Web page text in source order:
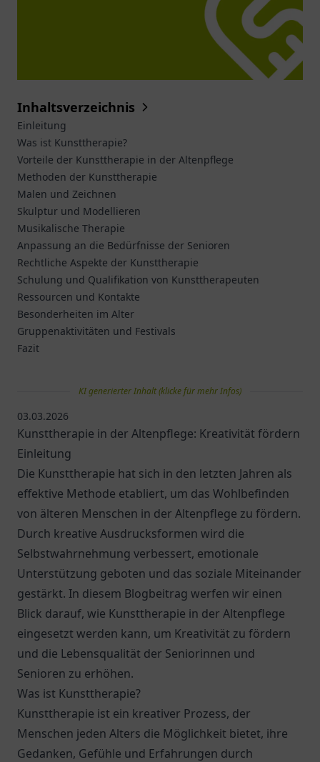
Inhaltsverzeichnis
Einleitung
Was ist Kunsttherapie?
Vorteile der Kunsttherapie in der Altenpflege
Methoden der Kunsttherapie
Malen und Zeichnen
Skulptur und Modellieren
Musikalische Therapie
Anpassung an die Bedürfnisse der Senioren
Rechtliche Aspekte der Kunsttherapie
Schulung und Qualifikation von Kunsttherapeuten
Ressourcen und Kontakte
Besonderheiten im Alter
Gruppenaktivitäten und Festivals
Fazit
KI generierter Inhalt (klicke für mehr Infos)
03.03.2026
Kunsttherapie in der Altenpflege: Kreativität fördern
Einleitung
Die Kunsttherapie hat sich in den letzten Jahren als
effektive Methode etabliert, um das Wohlbefinden
von älteren Menschen in der Altenpflege zu fördern.
Durch kreative Ausdrucksformen wird die
Selbstwahrnehmung verbessert, emotionale
Unterstützung geboten und das soziale Miteinander
gestärkt. In diesem Blogbeitrag werfen wir einen
Blick darauf, wie Kunsttherapie in der Altenpflege
eingesetzt werden kann, um Kreativität zu fördern
und die Lebensqualität der Seniorinnen und
Senioren zu erhöhen.
Was ist Kunsttherapie?
Kunsttherapie ist ein kreativer Prozess, der
Menschen jeden Alters die Möglichkeit bietet, ihre
Gedanken, Gefühle und Erfahrungen durch